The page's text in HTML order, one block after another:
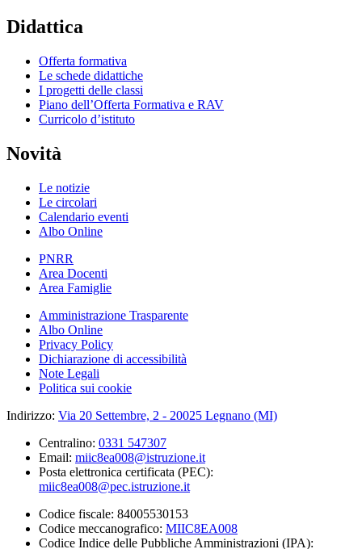
Didattica
Offerta formativa
Le schede didattiche
I progetti delle classi
Piano dell’Offerta Formativa e RAV
Curricolo d’istituto
Novità
Le notizie
Le circolari
Calendario eventi
Albo Online
PNRR
Area Docenti
Area Famiglie
Amministrazione Trasparente
Albo Online
Privacy Policy
Dichiarazione di accessibilità
Note Legali
Politica sui cookie
Indirizzo: Via 20 Settembre, 2 - 20025 Legnano (MI)
Centralino: 0331 547307
Email: miic8ea008@istruzione.it
Posta elettronica certificata (PEC):
miic8ea008@pec.istruzione.it
Codice fiscale: 84005530153
Codice meccanografico: MIIC8EA008
Codice Indice delle Pubbliche Amministrazioni (IPA):